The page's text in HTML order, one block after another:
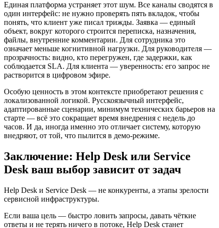
Единая платформа устраняет этот шум. Все каналы сводятся в
один интерфейс: не нужно проверять пять вкладок, чтобы
понять, что клиент уже писал трижды. Заявка — единый
объект, вокруг которого строится переписка, назначения,
файлы, внутренние комментарии. Для сотрудника это
означает меньше когнитивной нагрузки. Для руководителя —
прозрачность: видно, кто перегружен, где задержки, как
соблюдается SLA. Для клиента — уверенность: его запрос не
растворится в цифровом эфире.
Особую ценность в этом контексте приобретают решения с
локализованной логикой. Русскоязычный интерфейс,
адаптированные сценарии, минимум технических барьеров на
старте — всё это сокращает время внедрения с недель до
часов. И да, иногда именно это отличает систему, которую
внедряют, от той, что пылится в демо-режиме.
Заключение: Help Desk или Service
Desk ваш выбор зависит от задач
Help Desk и Service Desk — не конкуренты, а этапы зрелости
сервисной инфраструктуры.
Если ваша цель — быстро ловить запросы, давать чёткие
ответы и не терять ничего в потоке, Help Desk станет